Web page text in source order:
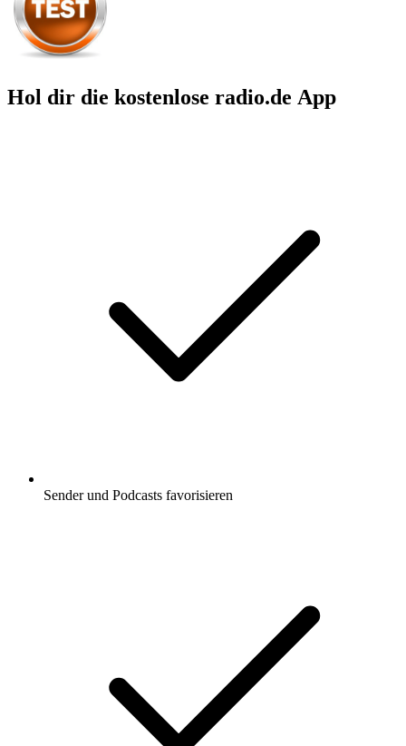
Hol dir die kostenlose radio.de App
Sender und Podcasts favorisieren